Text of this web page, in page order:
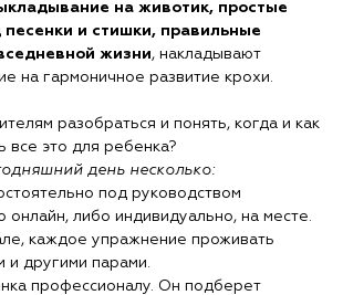
на животик, простые
и стишки, правильные
жизни, накладывают
на гармоничное развитие крохи.
разобраться и понять, когда и как
все это для ребенка?
день несколько:
под руководством
онлайн, либо индивидуально, на месте.
каждое упражнение проживать
и другими парами.
профессионалу. Он подберет